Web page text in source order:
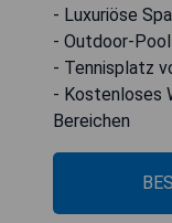
- Luxuriöse
- Outdoor-Pool
- Tennisplatz
- Kostenloses
Bereichen